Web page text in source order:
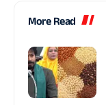
More Read